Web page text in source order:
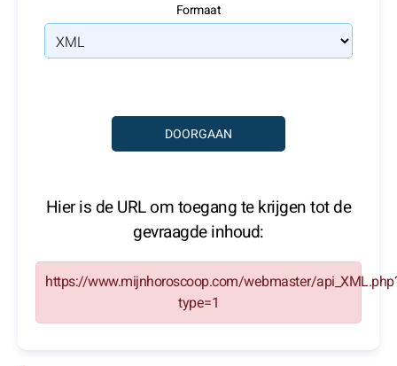
Formaat
Hier is de URL om toegang te krijgen tot de
gevraagde inhoud:
https://www.mijnhoroscoop.com/webmaster/
type=1